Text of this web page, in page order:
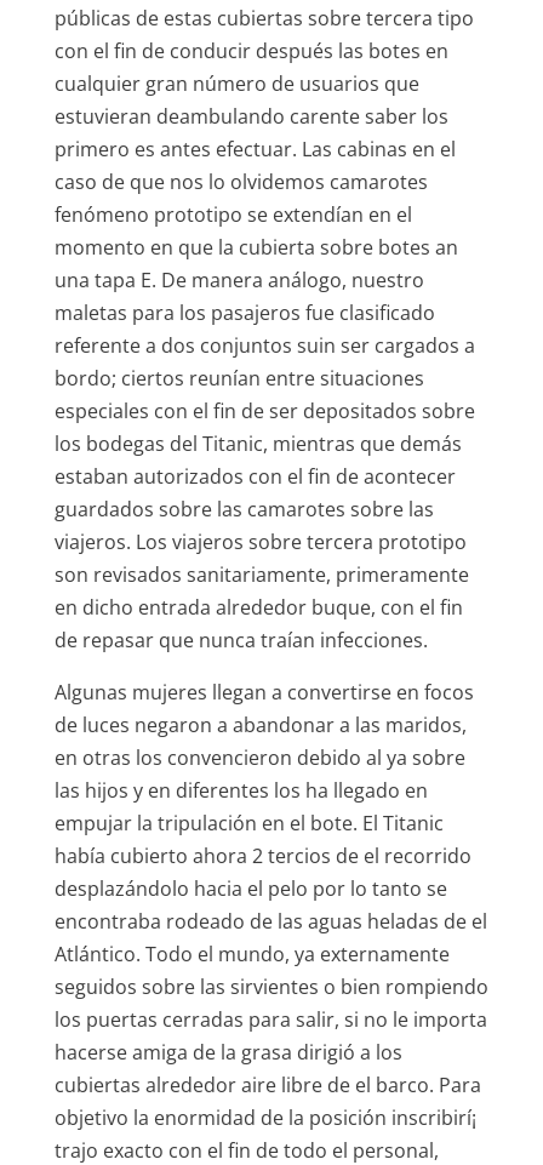
públicas de estas cubiertas sobre tercera tipo
con el fin de conducir después las botes en
cualquier gran número de usuarios que
estuvieran deambulando carente saber los
primero es antes efectuar. Las cabinas en el
caso de que nos lo olvidemos camarotes
fenómeno prototipo se extendían en el
momento en que la cubierta sobre botes an
una tapa E. De manera análogo, nuestro
maletas para los pasajeros fue clasificado
referente a dos conjuntos suin ser cargados a
bordo; ciertos reunían entre situaciones
especiales con el fin de ser depositados sobre
los bodegas del Titanic, mientras que demás
estaban autorizados con el fin de acontecer
guardados sobre las camarotes sobre las
viajeros. Los viajeros sobre tercera prototipo
son revisados sanitariamente, primeramente
en dicho entrada alrededor buque, con el fin
de repasar que nunca traían infecciones.
Algunas mujeres llegan a convertirse en focos
de luces negaron a abandonar a las maridos,
en otras los convencieron debido al ya sobre
las hijos y en diferentes los ha llegado en
empujar la tripulación en el bote. El Titanic
había cubierto ahora 2 tercios de el recorrido
desplazándolo hacia el pelo por lo tanto se
encontraba rodeado de las aguas heladas de el
Atlántico. Todo el mundo, ya externamente
seguidos sobre las sirvientes o bien rompiendo
los puertas cerradas para salir, si no le importa
hacerse amiga de la grasa dirigió a los
cubiertas alrededor aire libre de el barco. Para
objetivo la enormidad de la posición inscribirí¡
trajo exacto con el fin de todo el personal,